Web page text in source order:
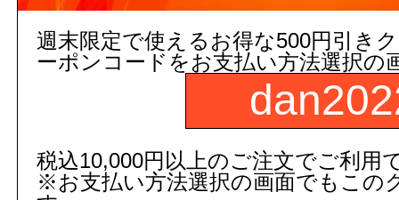
数量
タオル掛け
レビューはご注文された商品の
週末限定で使えるお得な500円引き
ーポンコードをお支払い方法選択の
税込10,000円以上のご注文でご利用
※お支払い方法選択の画面でもこの